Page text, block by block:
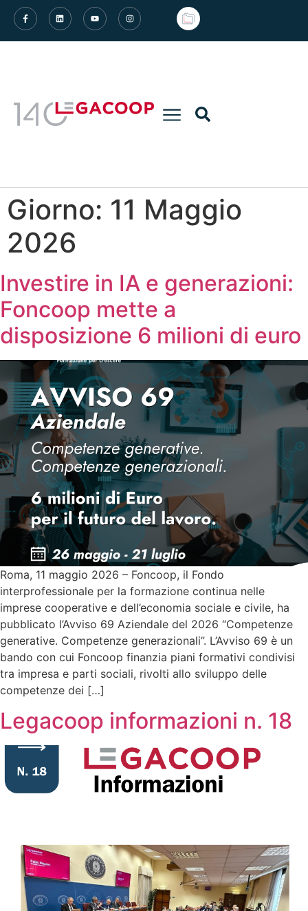
Giorno: 11 Maggio
2026
Investire in IA e generazioni:
Foncoop mette a
disposizione 6 milioni di euro
Roma, 11 maggio 2026 – Foncoop, il Fondo
interprofessionale per la formazione continua nelle
imprese cooperative e dell’economia sociale e civile, ha
pubblicato l’Avviso 69 Aziendale del 2026 “Competenze
generative. Competenze generazionali”. L’Avviso 69 è un
bando con cui Foncoop finanzia piani formativi condivisi
tra impresa e parti sociali, rivolti allo sviluppo delle
competenze dei […]
Legacoop informazioni n. 18